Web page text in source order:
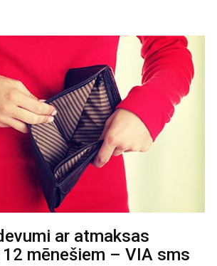
ar atmaksas
mēnešiem – VIA sms